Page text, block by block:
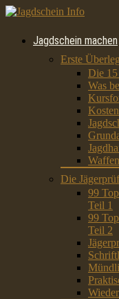
Jagdschein machen
Erste
Die
Was
Die
99
Teil 1
99
Teil 2